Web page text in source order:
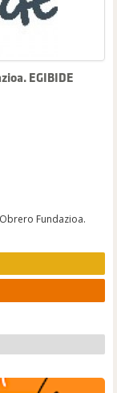
EGIBIDE
Fundazioa.